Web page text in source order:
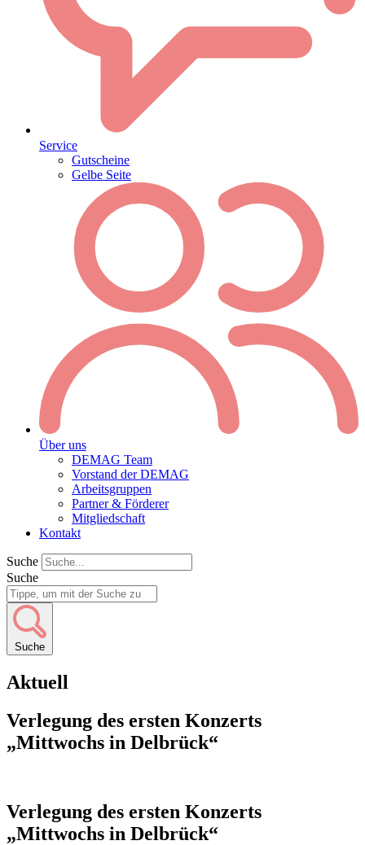
Service
Gutscheine
Gelbe Seite
Über uns
DEMAG Team
Vorstand der DEMAG
Arbeitsgruppen
Partner & Förderer
Mitgliedschaft
Kontakt
Suche
Suche
Suche
Aktuell
Verlegung des ersten Konzerts
„Mittwochs in Delbrück“
Verlegung des ersten Konzerts
„Mittwochs in Delbrück“